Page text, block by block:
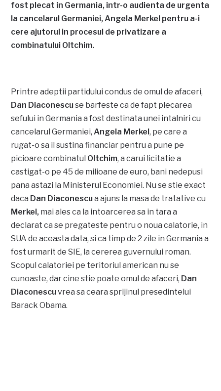
fost plecat in Germania, intr-o audienta de urgenta
la cancelarul Germaniei, Angela Merkel pentru a-i
cere ajutorul in procesul de privatizare a
combinatului Oltchim.
Printre adeptii partidului condus de omul de afaceri,
Dan Diaconescuse barfeste ca de fapt plecarea
sefului in Germania a fost destinata unei intalniri cu
cancelarul Germaniei,Angela Merkel, pe care a
rugat-o sa il sustina financiar pentru a pune pe
picioare combinatul Oltchim, a carui licitatie a
castigat-o pe 45 de milioane de euro, bani nedepusi
pana astazi la Ministerul Economiei. Nu se stie exact
daca Dan Diaconescua ajuns la masa de tratative cu
Merkel, mai ales ca la intoarcerea sa in tara a
declarat ca se pregateste pentru o noua calatorie, in
SUA de aceasta data, si ca timp de 2 zile in Germania a
fost urmarit de SIE, la cererea guvernului roman.
Scopul calatoriei pe teritoriul american nu se
cunoaste, dar cine stie poate omul de afaceri, Dan
Diaconescuvrea sa ceara sprijinul presedintelui
Barack Obama.